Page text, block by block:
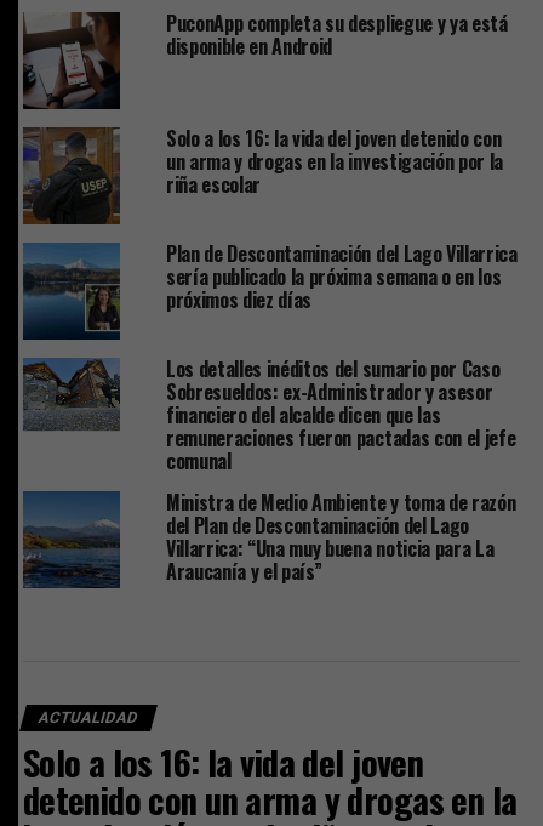
PuconApp completa su despliegue y ya está
disponible en Android
Solo a los 16: la vida del joven detenido con
un arma y drogas en la investigación por la
riña escolar
Plan de Descontaminación del Lago Villarrica
sería publicado la próxima semana o en los
próximos diez días
Los detalles inéditos del sumario por Caso
Sobresueldos: ex-Administrador y asesor
financiero del alcalde dicen que las
remuneraciones fueron pactadas con el jefe
comunal
Ministra de Medio Ambiente y toma de razón
del Plan de Descontaminación del Lago
Villarrica: “Una muy buena noticia para La
Araucanía y el país”
ACTUALIDAD
Solo a los 16: la vida del joven
detenido con un arma y drogas en la